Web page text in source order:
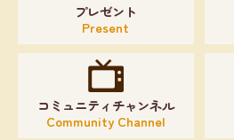
プレゼント
Present
コミュニティチャンネル
Community Channel